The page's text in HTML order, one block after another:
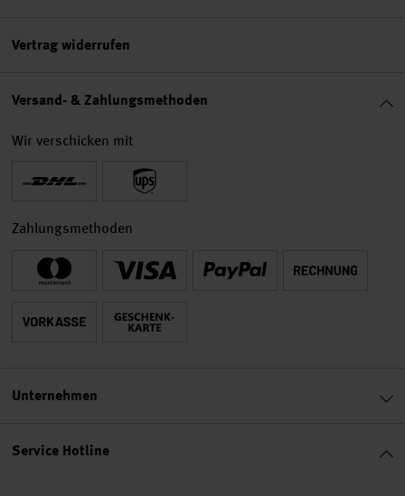
Service Hotline
Vertrag widerrufen
Versand- & Zahlungsmethoden
Wir verschicken mit
Zahlungsmethoden
Unternehmen